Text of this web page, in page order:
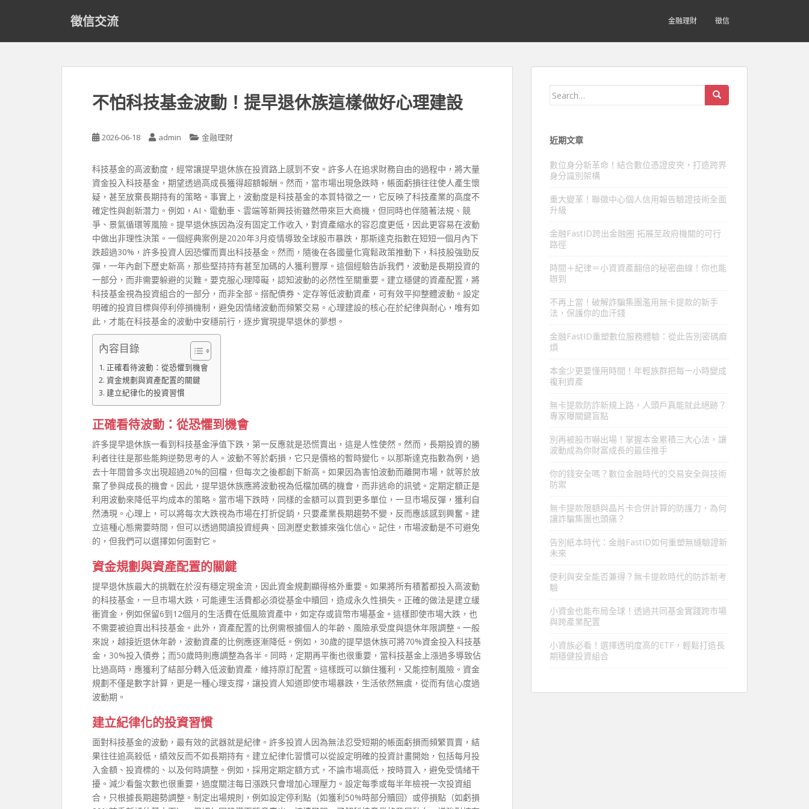
徵信交流 金融理財 徵信
不怕科技基金波動！提早退休族這樣做好心理建設
2026-06-18 admin 金融理財
科技基金的高波動度，經常讓提早退休族在投資路上感到不安。許多人在追求財務自由的過程中，將大量
資金投入科技基金，期望透過高成長獲得超額報酬。然而，當市場出現急跌時，帳面虧損往往使人產生懷
疑，甚至放棄長期持有的策略。事實上，波動度是科技基金的本質特徵之一，它反映了科技產業的高度不
確定性與創新潛力。例如，AI、電動車、雲端等新興技術雖然帶來巨大商機，但同時也伴隨著法規、競
爭、景氣循環等風險。提早退休族因為沒有固定工作收入，對資產縮水的容忍度更低，因此更容易在波動
中做出非理性決策。一個經典案例是2020年3月疫情導致全球股市暴跌，那斯達克指數在短短一個月內下
跌超過30%，許多投資人因恐懼而賣出科技基金。然而，隨後在各國量化寬鬆政策推動下，科技股強勁反
彈，一年內創下歷史新高，那些堅持持有甚至加碼的人獲利豐厚。這個經驗告訴我們，波動是長期投資的
一部分，而非需要躲避的災難。要克服心理障礙，認知波動的必然性至關重要。建立穩健的資產配置，將
科技基金視為投資組合的一部分，而非全部。搭配債券、定存等低波動資產，可有效平抑整體波動。設定
明確的投資目標與停利停損機制，避免因情緒波動而頻繁交易。心理建設的核心在於紀律與耐心，唯有如
此，才能在科技基金的波動中安穩前行，逐步實現提早退休的夢想。
內容目錄
正確看待波動：從恐懼到機會
資金規劃與資產配置的關鍵
建立紀律化的投資習慣
正確看待波動：從恐懼到機會
許多提早退休族一看到科技基金淨值下跌，第一反應就是恐慌賣出，這是人性使然。然而，長期投資的勝
利者往往是那些能夠逆勢思考的人。波動不等於虧損，它只是價格的暫時變化。以那斯達克指數為例，過
去十年間曾多次出現超過20%的回檔，但每次之後都創下新高。如果因為害怕波動而離開市場，就等於放
棄了參與成長的機會。因此，提早退休族應將波動視為低檔加碼的機會，而非逃命的訊號。定期定額正是
利用波動來降低平均成本的策略。當市場下跌時，同樣的金額可以買到更多單位，一旦市場反彈，獲利自
然湧現。心理上，可以將每次大跌視為市場在打折促銷，只要產業長期趨勢不變，反而應該感到興奮。建
立這種心態需要時間，但可以透過閱讀投資經典、回測歷史數據來強化信心。記住，市場波動是不可避免
的，但我們可以選擇如何面對它。
資金規劃與資產配置的關鍵
提早退休族最大的挑戰在於沒有穩定現金流，因此資金規劃顯得格外重要。如果將所有積蓄都投入高波動
的科技基金，一旦市場大跌，可能連生活費都必須從基金中贖回，造成永久性損失。正確的做法是建立緩
衝資金，例如保留6到12個月的生活費在低風險資產中，如定存或貨幣市場基金。這樣即使市場大跌，也
不需要被迫賣出科技基金。此外，資產配置的比例需根據個人的年齡、風險承受度與退休年限調整。一般
來說，越接近退休年齡，波動資產的比例應逐漸降低。例如，30歲的提早退休族可將70%資金投入科技基
金，30%投入債券；而50歲時則應調整為各半。同時，定期再平衡也很重要，當科技基金上漲過多導致佔
比過高時，應獲利了結部分轉入低波動資產，維持原訂配置。這樣既可以鎖住獲利，又能控制風險。資金
規劃不僅是數字計算，更是一種心理支撐，讓投資人知道即使市場暴跌，生活依然無虞，從而有信心度過
波動期。
建立紀律化的投資習慣
面對科技基金的波動，最有效的武器就是紀律。許多投資人因為無法忍受短期的帳面虧損而頻繁買賣，結
果往往追高殺低，績效反而不如長期持有。建立紀律化習慣可以從設定明確的投資計畫開始，包括每月投
入金額、投資標的、以及何時調整。例如，採用定期定額方式，不論市場高低，按時買入，避免受情緒干
擾。減少看盤次數也很重要，過度關注每日漲跌只會增加心理壓力。設定每季或每半年檢視一次投資組
合，只根據長期趨勢調整。制定出場規則，例如設定停利點（如獲利50%時部分贖回）或停損點（如虧損
Search
近期文章
數位身分新革命！結合數位憑證皮夾，打造跨界
身分識別架構
重大變革！聯徵中心個人信用報告驗證技術全面
升級
金融FastID跨出金融圈 拓展至政府機關的可行
路徑
時間＋紀律＝小資資產翻倍的秘密曲線！你也能
辦到
不再上當！破解詐騙集團濫用無卡提款的新手
法，保護你的血汗錢
金融FastID重塑數位服務體驗：從此告別密碼麻
煩
本金少更要懂用時間！年輕族群把每一小時變成
複利資產
無卡提款防詐新規上路，人頭戶真能就此絕跡？
專家曝關鍵盲點
別再被股市嚇出場！掌握本金累積三大心法，讓
波動成為你財富成長的最佳推手
你的錢安全嗎？數位金融時代的交易安全與技術
防禦
無卡提款限額與晶片卡合併計算的防護力，為何
讓詐騙集團也頭痛？
告別紙本時代：金融FastID如何重塑無縫驗證新
未來
便利與安全能否兼得？無卡提款時代的防詐新考
驗
小資金也能布局全球！透過共同基金實踐跨市場
與跨產業配置
小資族必看！選擇透明度高的ETF，輕鬆打造長
期穩健投資組合